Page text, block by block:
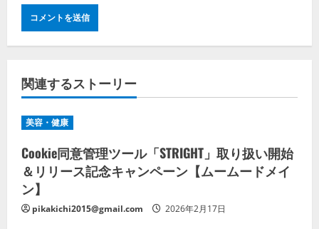
関連するストーリー
美容・健康
Cookie同意管理ツール「STRIGHT」取り扱い開始
＆リリース記念キャンペーン【ムームードメイ
ン】
pikakichi2015@gmail.com 2026年2月17日